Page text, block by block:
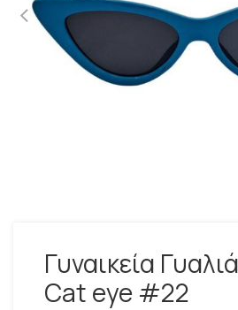
Γυναικεία
Cat eye #22